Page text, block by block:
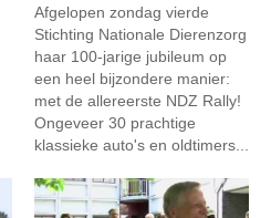
Afgelopen zondag vierde
Stichting Nationale Dierenzorg
haar 100-jarige jubileum op
een heel bijzondere manier:
met de allereerste NDZ Rally!
Ongeveer 30 prachtige
klassieke auto's en oldtimers...